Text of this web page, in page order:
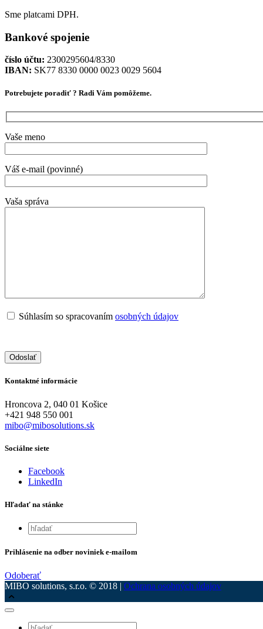
Sme platcami DPH.
Bankové spojenie
číslo účtu: 2300295604/8330
IBAN: SK77 8330 0000 0023 0029 5604
Potrebujete poradiť ? Radi Vám pomôžeme.
Vaše meno
Váš e-mail (povinné)
Vaša správa
Súhlasím so spracovaním osobných údajov
Kontaktné informácie
Hroncova 2, 040 01 Košice
+421 948 550 001
mibo@mibosolutions.sk
Sociálne siete
Facebook
LinkedIn
Hľadať na stánke
Prihlásenie na odber noviniek e-mailom
Odoberať
MIBO solutions, s.r.o. © 2018 | Ochrana osobných údajov